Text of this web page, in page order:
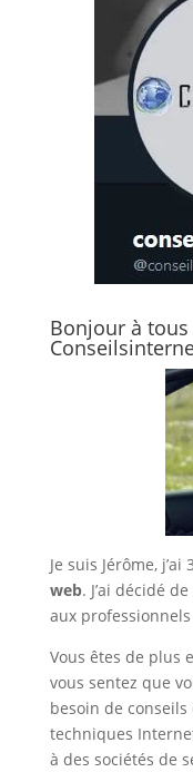
Bonjour à
Je suis Jérôme,
web. J’ai décidé
aux professionnels
Vous êtes de plus
vous sentez que
besoin de
techniques
à des sociétés de